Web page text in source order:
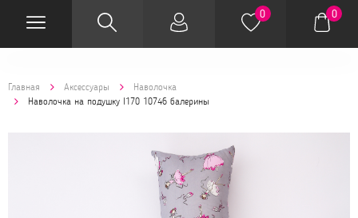
0 0
Главная Аксессуары
Наволочка
Наволочка на подушку I170 10746 балерины